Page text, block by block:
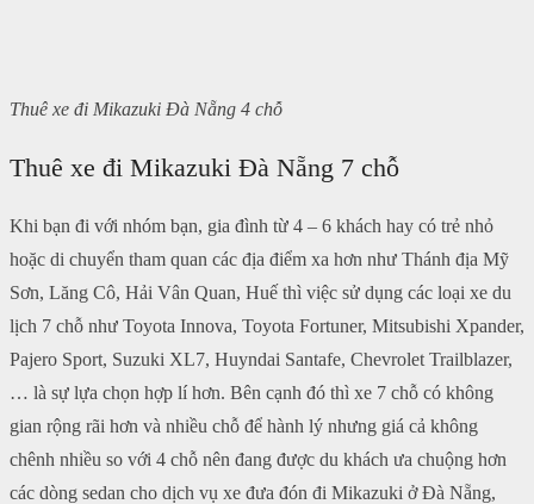
Thuê xe đi Mikazuki Đà Nẵng 4 chỗ
Thuê xe đi Mikazuki Đà Nẵng 7 chỗ
Khi bạn đi với nhóm bạn, gia đình từ 4 – 6 khách hay có trẻ nhỏ
hoặc di chuyển tham quan các địa điểm xa hơn như Thánh địa Mỹ
Sơn, Lăng Cô, Hải Vân Quan, Huế thì việc sử dụng các loại xe du
lịch 7 chỗ như Toyota Innova, Toyota Fortuner, Mitsubishi Xpander,
Pajero Sport, Suzuki XL7, Huyndai Santafe, Chevrolet Trailblazer,
… là sự lựa chọn hợp lí hơn. Bên cạnh đó thì xe 7 chỗ có không
gian rộng rãi hơn và nhiều chỗ để hành lý nhưng giá cả không
chênh nhiều so với 4 chỗ nên đang được du khách ưa chuộng hơn
các dòng sedan cho dịch vụ xe đưa đón đi Mikazuki ở Đà Nẵng,